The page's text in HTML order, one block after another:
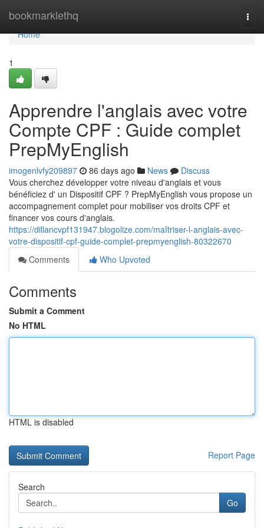
bookmarklethq
Home
Home
1
Apprendre l'anglais avec votre
Compte CPF : Guide complet
PrepMyEnglish
imogenlvfy209897 86 days ago News
Discuss
Vous cherchez développer votre niveau d'anglais et vous
bénéficiez d' un Dispositif CPF ? PrepMyEnglish vous propose un
accompagnement complet pour mobiliser vos droits CPF et
financer vos cours d'anglais.
https://dillancvpf131947.blogolize.com/maîtriser-l-anglais-avec-
votre-dispositif-cpf-guide-complet-prepmyenglish-80322670
Comments
Who Upvoted
Comments
Submit a Comment
No HTML
HTML is disabled
Report Page
Search
Go